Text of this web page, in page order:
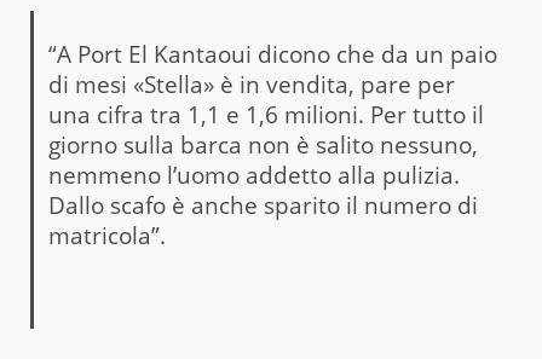
“A Port El Kantaoui dicono che da un paio
di mesi «Stella» è in vendita, pare per
una cifra tra 1,1 e 1,6 milioni. Per tutto il
giorno sulla barca non è salito nessuno,
nemmeno l’uomo addetto alla pulizia.
Dallo scafo è anche sparito il numero di
matricola”.